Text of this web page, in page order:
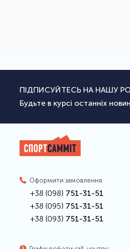
ПІДПИСУЙТЕСЬ НА НАШУ
Будьте в курсі останніх
Оформити замовлення
+38 (098) 751-31-51
+38 (095) 751-31-51
+38 (093) 751-31-51